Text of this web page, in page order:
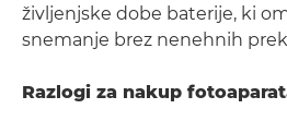
življenjske dobe baterije, ki
snemanje brez nenehnih
Razlogi za nakup